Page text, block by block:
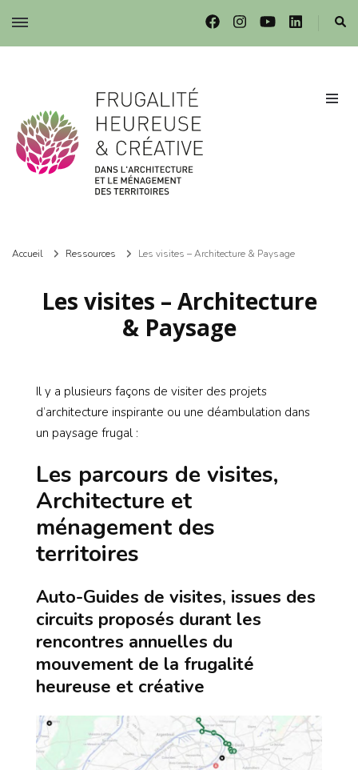
Frugalité dans l'architecture et le ménagement des territoires
Accueil Ressources Les visites – Architecture & Paysage
Les visites – Architecture
& Paysage
Il y a plusieurs façons de visiter des projets
d’architecture inspirante ou une déambulation dans
un paysage frugal :
Les parcours de visites,
Architecture et
ménagement des
territoires
Auto-Guides de visites, issues des
circuits proposés durant les
rencontres annuelles du
mouvement de la frugalité
heureuse et créative